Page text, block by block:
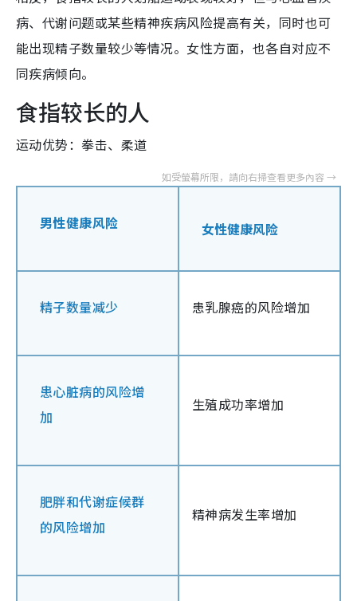
病、代谢问题或某些精神疾病风险提高有关，同时也可
能出现精子数量较少等情况。女性方面，也各自对应不
同疾病倾向。
食指较长的人
运动优势：拳击、柔道
男性健康风险 女性健康风险
精子数量减少 患乳腺癌的风险增加
患心脏病的风险增
加
生殖成功率增加
肥胖和代谢症候群
的风险增加
精神病发生率增加